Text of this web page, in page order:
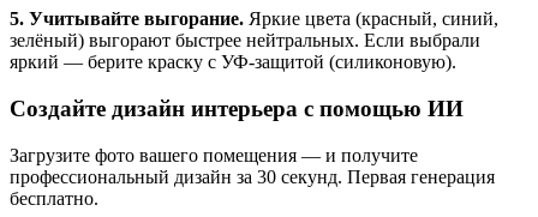
5. Учитывайте выгорание. Яркие цвета (красный, синий,
зелёный) выгорают быстрее нейтральных. Если выбрали
яркий — берите краску с УФ-защитой (силиконовую).
Создайте дизайн интерьера с помощью ИИ
Загрузите фото вашего помещения — и получите
профессиональный дизайн за 30 секунд. Первая генерация
бесплатно.